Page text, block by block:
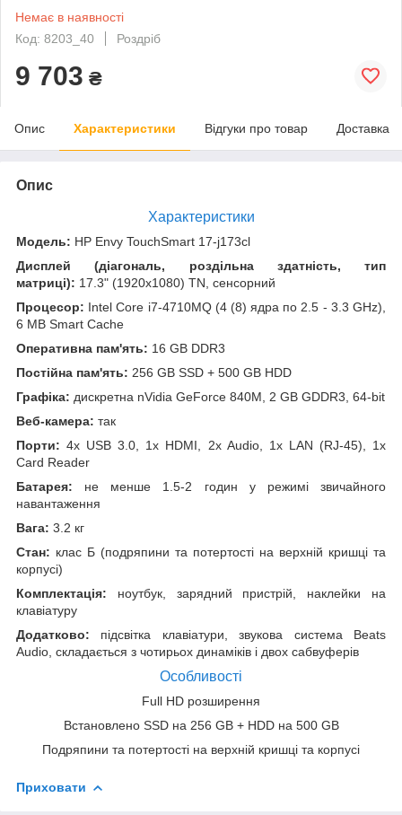
Немає в наявності
Код: 8203_40
Роздріб
9 703 ₴
Опис Характеристики Відгуки про товар Доставка
Опис
Характеристики
Модель: HP Envy TouchSmart 17-j173cl
Дисплей (діагональ, роздільна здатність, тип
матриці): 17.3" (1920x1080) TN, сенсорний
Процесор: Intel Core i7-4710MQ (4 (8) ядра по 2.5 - 3.3 GHz),
6 MB Smart Cache
Оперативна пам'ять: 16 GB DDR3
Постійна пам'ять: 256 GB SSD + 500 GB HDD
Графіка: дискретна nVidia GeForce 840M, 2 GB GDDR3, 64-bit
Веб-камера: так
Порти: 4x USB 3.0, 1x HDMI, 2x Audio, 1x LAN (RJ-45), 1x
Card Reader
Батарея: не менше 1.5-2 годин у режимі звичайного
навантаження
Вага: 3.2 кг
Стан: клас Б (подряпини та потертості на верхній кришці та
корпусі)
Комплектація: ноутбук, зарядний пристрій, наклейки на
клавіатуру
Додатково: підсвітка клавіатури, звукова система Beats
Audio, складається з чотирьох динаміків і двох сабвуферів
Особливості
Full HD розширення
Встановлено SSD на 256 GB + HDD на 500 GB
Подряпини та потертості на верхній кришці та корпусі
Приховати